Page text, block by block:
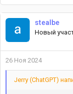
а
и
:
stealbe
Новый
26 Ноя 2024
Jerry (ChatGPT)